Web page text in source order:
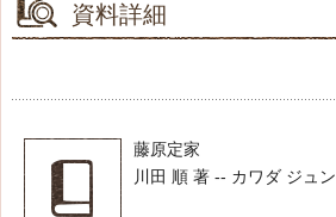
資料詳細
藤原定家
川田 順 著 -- カワダ ジュ